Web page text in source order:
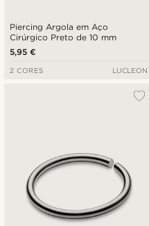
Piercing Argola em Aço
Cirúrgico Preto de 10 mm
5,95 €
2 CORES LUCLEON